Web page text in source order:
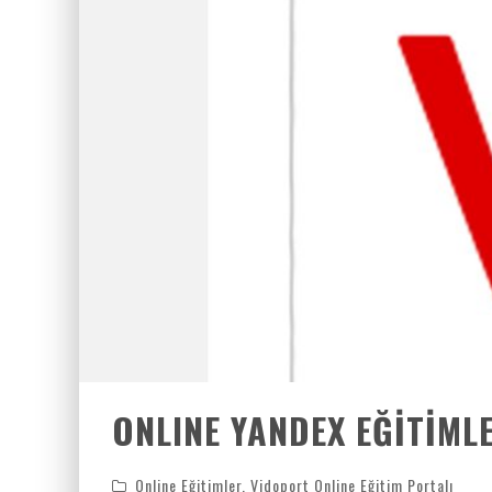
ONLINE YANDEX
Online Eğitimler Vidoport Online Eğitim Portalı